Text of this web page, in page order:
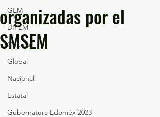
GEM
DIFEM
Cultura
Global
Nacional
Estatal
Gubernatura Edoméx 2023
organizadas por el
SMSEM